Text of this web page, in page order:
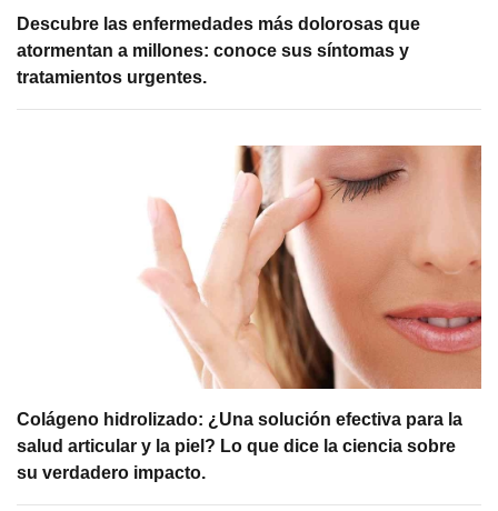
Descubre las enfermedades más dolorosas que
atormentan a millones: conoce sus síntomas y
tratamientos urgentes.
Colágeno hidrolizado: ¿Una solución efectiva para la
salud articular y la piel? Lo que dice la ciencia sobre
su verdadero impacto.